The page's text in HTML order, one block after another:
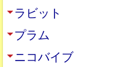
ラビット
プラム
ニコバイブ